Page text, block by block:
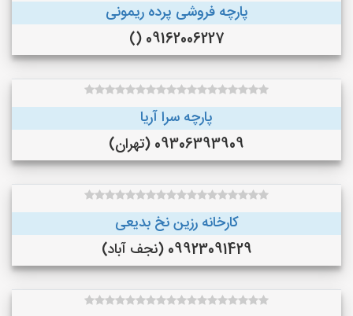
پارچه فروشی پرده ریمونی
09162006227 ()
پارچه سرا آریا
09306393909 (تهران)
کارخانه رزین نخ بدیعی
09923091429 (نجف‌ آباد)